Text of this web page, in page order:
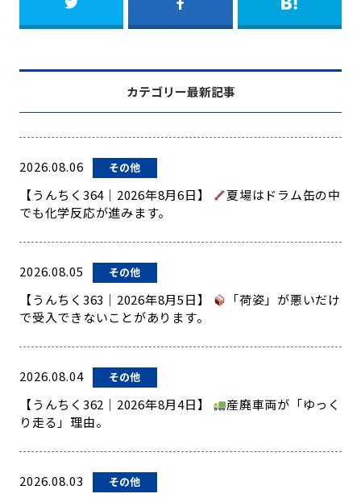
カテゴリー最新記事
2026.08.06 その他
【うんちく364｜2026年8月6日】
夏場はドラム缶の中
でも化学反応が進みます。
2026.08.05 その他
【うんちく363｜2026年8月5日】
「荷姿」が悪いだけ
で受入できないことがあります。
2026.08.04 その他
【うんちく362｜2026年8月4日】
産廃車両が「ゆっく
り走る」理由。
2026.08.03 その他